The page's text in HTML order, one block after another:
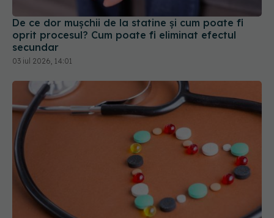
De ce dor mușchii de la statine și cum poate fi
oprit procesul? Cum poate fi eliminat efectul
secundar
03 iul 2026, 14:01